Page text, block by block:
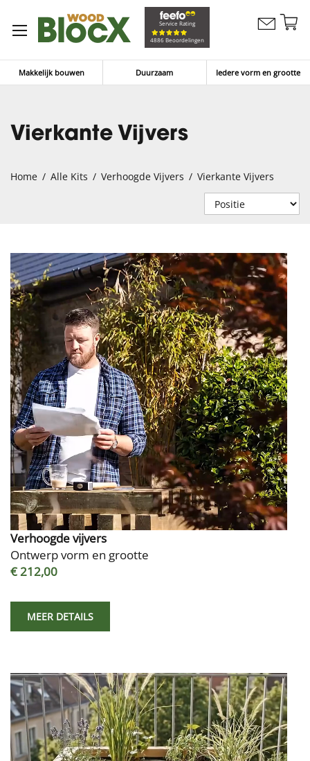
Service Rating
4886 Beoordelingen
Contacteer
Makkelijk bouwen Duurzaam Iedere vorm en grootte
Vierkante Vijvers
Home Alle Kits Verhoogde Vijvers Vierkante Vijvers
Verhoogde vijvers
Ontwerp vorm en grootte
€ 212,00
MEER DETAILS